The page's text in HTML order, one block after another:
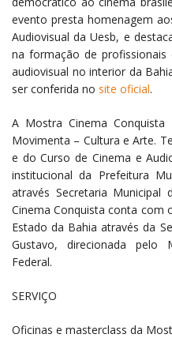
evento presta homenagem
Audiovisual da Uesb, e
na formação de
audiovisual no interior da
ser conferida no site oficial.
A Mostra Cinema
Movimenta – Cultura e Arte.
e do Curso de Cinema e
institucional da Prefeitura
através Secretaria
Cinema Conquista conta com
Estado da Bahia através da
Gustavo, direcionada pelo
Federal.
SERVIÇO
Oficinas e masterclass da